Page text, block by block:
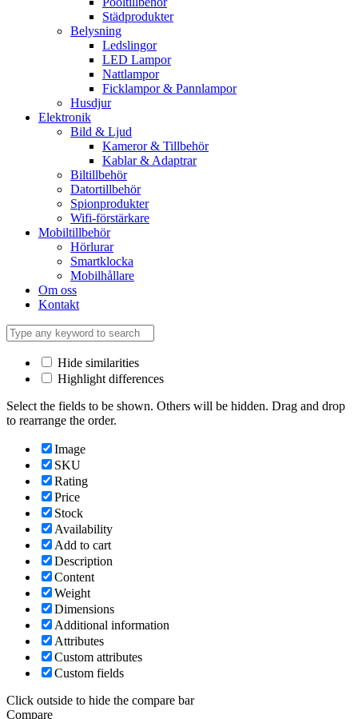
Städprodukter
Belysning
Ledslingor
LED Lampor
Nattlampor
Ficklampor & Pannlampor
Husdjur
Elektronik
Bild & Ljud
Kameror & Tillbehör
Kablar & Adaptrar
Biltillbehör
Datortillbehör
Spionprodukter
Wifi-förstärkare
Mobiltillbehör
Hörlurar
Smartklocka
Mobilhållare
Om oss
Kontakt
Hide similarities
Highlight differences
Select the fields to be shown. Others will be hidden. Drag and drop
to rearrange the order.
Image
SKU
Rating
Price
Stock
Availability
Add to cart
Description
Content
Weight
Dimensions
Additional information
Attributes
Custom attributes
Custom fields
Click outside to hide the compare bar
Compare